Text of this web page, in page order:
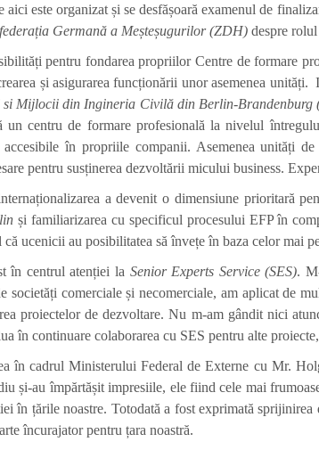
aici este organizat și se desfășoară examenul de
Germană a Meșteșugurilor (ZDH) despre
pentru fondarea propriilor Centre de formare
și asigurarea funcționării unor asemenea unități.
Mijlocii din Ingineria Civilă din Berlin-Brandenburg
un centru de formare profesională la nivelul
în propriile companii. Asemenea unități
pentru susținerea dezvoltării micului business.
a devenit o dimensiune prioritară
și familiarizarea cu specificul procesului EFP în
ucenicii au posibilitatea să învețe în baza celor mai
în centrul atenției la Senior Experts Service (SES).
societăți comerciale și necomerciale, am aplicat de
proiectelor de dezvoltare. Nu m-am gândit nici
în continuare colaborarea cu SES pentru alte
în cadrul Ministerului Federal de Externe cu Mr.
și-au împărtășit impresiile, ele fiind cele mai
în țările noastre. Totodată a fost exprimată
încurajator pentru țara noastră.